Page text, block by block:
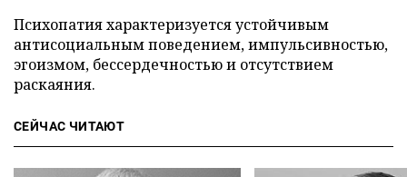
Психопатия характеризуется устойчивым
антисоциальным поведением, импульсивностью,
эгоизмом, бессердечностью и отсутствием
раскаяния.
СЕЙЧАС ЧИТАЮТ